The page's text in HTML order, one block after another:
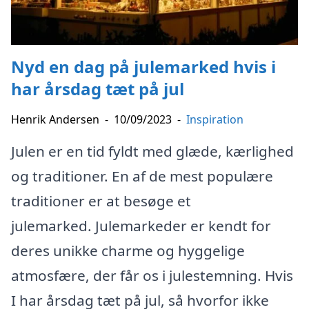
Nyd en dag på julemarked hvis i
har årsdag tæt på jul
Henrik Andersen - 10/09/2023 - Inspiration
Julen er en tid fyldt med glæde, kærlighed
og traditioner. En af de mest populære
traditioner er at besøge et
julemarked. Julemarkeder er kendt for
deres unikke charme og hyggelige
atmosfære, der får os i julestemning. Hvis
I har årsdag tæt på jul, så hvorfor ikke